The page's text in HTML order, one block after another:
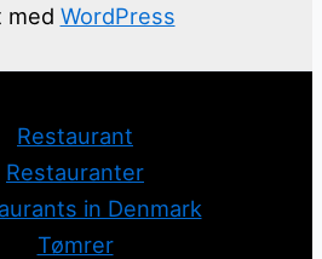
med WordPress
Restaurant
Restauranter
in Denmark
Tømrer